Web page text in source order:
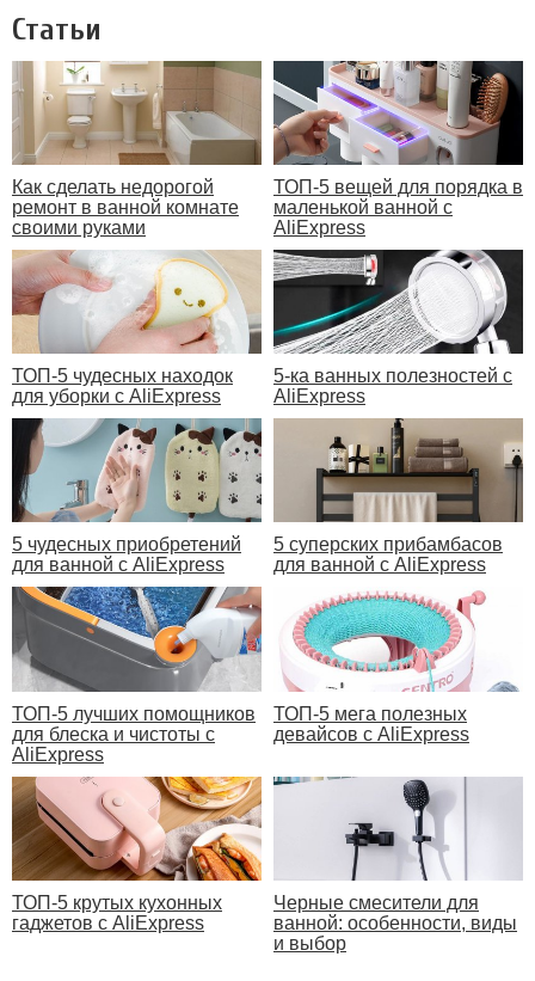
Статьи
Как сделать недорогой
ремонт в ванной комнате
своими руками
ТОП-5 вещей для порядка в
маленькой ванной с
AliExpress
ТОП-5 чудесных находок
для уборки с AliExpress
5-ка ванных полезностей с
AliExpress
5 чудесных приобретений
для ванной с AliExpress
5 суперских прибамбасов
для ванной с AliExpress
ТОП-5 лучших помощников
для блеска и чистоты с
AliExpress
ТОП-5 мега полезных
девайсов с AliExpress
ТОП-5 крутых кухонных
гаджетов с AliExpress
Черные смесители для
ванной: особенности, виды
и выбор